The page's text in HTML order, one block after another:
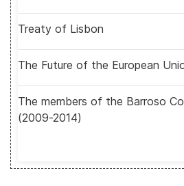
Treaty of Lisbon
The Future of the European
The members of the Barroso
(2009-2014)